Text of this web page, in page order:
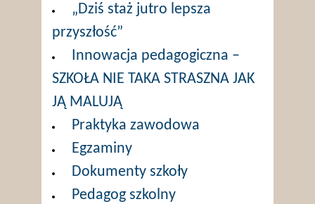
„Dziś staż jutro lepsza
przyszłość”
Innowacja pedagogiczna –
SZKOŁA NIE TAKA STRASZNA JAK
JĄ MALUJĄ
Praktyka zawodowa
Egzaminy
Dokumenty szkoły
Pedagog szkolny